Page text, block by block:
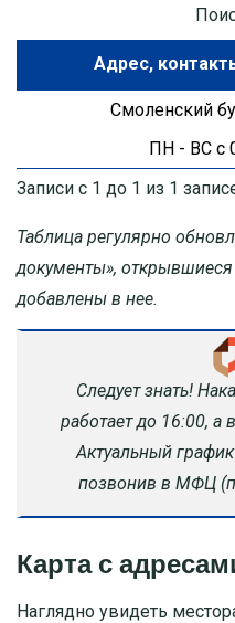
Адрес
Смоленский
ПН - ВС с
Записи с 1 до 1 из 1
Таблица регулярно
документы»,
добавлены в нее.
Следует знать!
работает до 16:00, а
Актуальный
позвонив в МФЦ
Карта с
Наглядно увидеть